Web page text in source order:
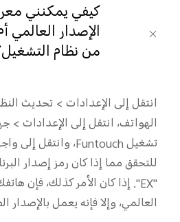
كيفي يمكنني
الإصدار العالمي
من نظام
انتقل إلى الإعدادات > تحديث
الهواتف، انتقل إلى الإعدادات >
تشغيلFuntouch، وانتقل إلى
للتحقق مما إذا كان رمز إصدار
"
EX". إذا كان الأمر كذلك، فإن
العالمي، وإلا فإنه يعمل بالإصدار